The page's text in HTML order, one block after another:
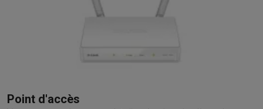
Point d'accès